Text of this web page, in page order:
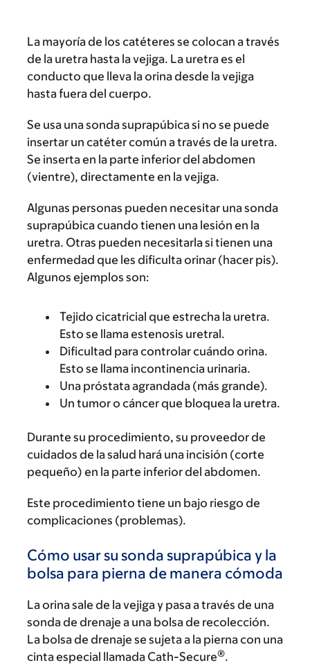
La mayoría de los catéteres se colocan a través
de la uretra hasta la vejiga. La uretra es el
conducto que lleva la orina desde la vejiga
hasta fuera del cuerpo.
Se usa una sonda suprapúbica si no se puede
insertar un catéter común a través de la uretra.
Se inserta en la parte inferior del abdomen
(vientre), directamente en la vejiga.
Algunas personas pueden necesitar una sonda
suprapúbica cuando tienen una lesión en la
uretra. Otras pueden necesitarla si tienen una
enfermedad que les dificulta orinar (hacer pis).
Algunos ejemplos son:
Tejido cicatricial que estrecha la uretra.
Esto se llama estenosis uretral.
Dificultad para controlar cuándo orina.
Esto se llama incontinencia urinaria.
Una próstata agrandada (más grande).
Un tumor o cáncer que bloquea la uretra.
Durante su procedimiento, su proveedor de
cuidados de la salud hará una incisión (corte
pequeño) en la parte inferior del abdomen.
Este procedimiento tiene un bajo riesgo de
complicaciones (problemas).
Cómo usar su sonda suprapúbica y la
bolsa para pierna de manera cómoda
La orina sale de la vejiga y pasa a través de una
sonda de drenaje a una bolsa de recolección.
La bolsa de drenaje se sujeta a la pierna con una
cinta especial llamada Cath-Secure®.